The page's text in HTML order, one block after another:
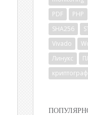
PDF
PHP
SHA256
Vivado
Линукс